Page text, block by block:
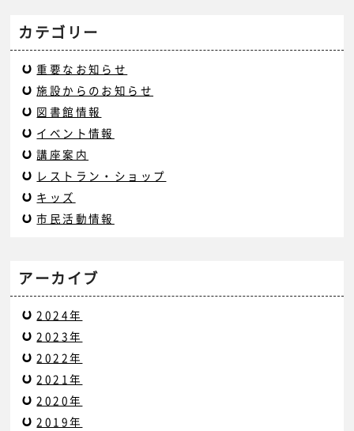
カテゴリー
重要なお知らせ
施設からのお知らせ
図書館情報
イベント情報
講座案内
レストラン・ショップ
キッズ
市民活動情報
アーカイブ
2024年
2023年
2022年
2021年
2020年
2019年